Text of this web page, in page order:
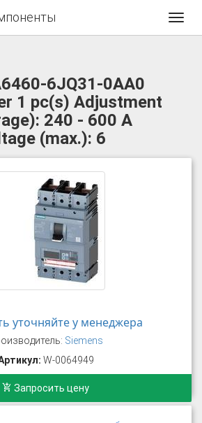
6JQ31-0AA0
1 pc(s) Adjustment
240 - 600 A
(max.): 6
уточняйте у менеджера
Siemens
W-0064949
Запросить цену